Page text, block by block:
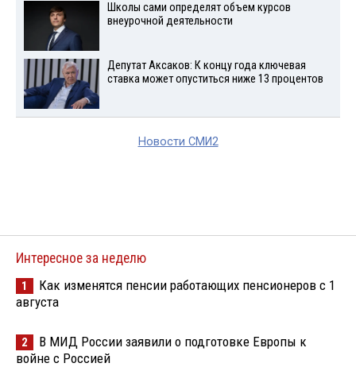
Школы сами определят объем курсов
внеурочной деятельности
Депутат Аксаков: К концу года ключевая
ставка может опуститься ниже 13 процентов
Новости СМИ2
Интересное за неделю
1
Как изменятся пенсии работающих пенсионеров с 1
августа
2
В МИД России заявили о подготовке Европы к
войне с Россией